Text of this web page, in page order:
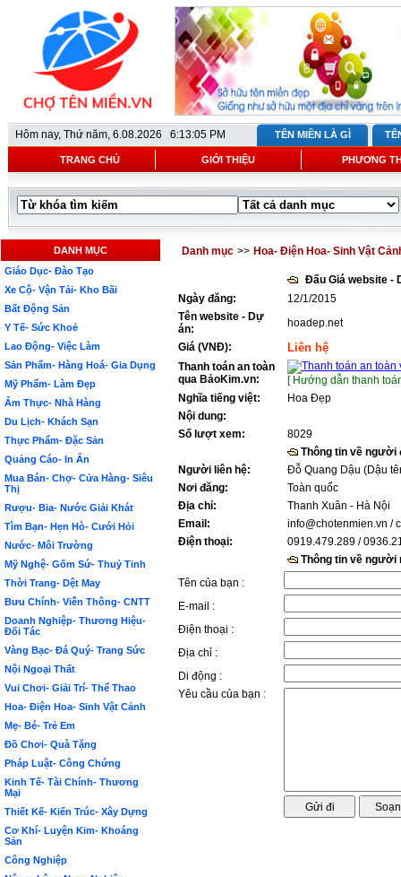
Hôm nay, Thứ năm, 6.08.2026 6:13:05 PM TÊN MIỀN LÀ GÌ
TRANG CHỦ GIỚI THIỆU PHƯƠNG
DANH MỤC
Giáo Dục- Đào Tạo
Xe Cộ- Vận Tải- Kho Bãi
Bất Động Sản
Y Tế- Sức Khoẻ
Lao Động- Việc Làm
Sản Phẩm- Hàng Hoá- Gia Dụng
Mỹ Phẩm- Làm Đẹp
Ẩm Thực- Nhà Hàng
Du Lịch- Khách Sạn
Thực Phẩm- Đặc Sản
Quảng Cáo- In Ấn
Mua Bán- Chợ- Cửa Hàng- Siêu
Thị
Rượu- Bia- Nước Giải Khát
Tìm Bạn- Hẹn Hò- Cưới Hỏi
Nước- Môi Trường
Mỹ Nghệ- Gốm Sứ- Thuỷ Tinh
Thời Trang- Dệt May
Bưu Chính- Viễn Thông- CNTT
Doanh Nghiệp- Thương Hiệu-
Đối Tác
Vàng Bạc- Đá Quý- Trang Sức
Nội Ngoại Thất
Vui Chơi- Giải Trí- Thể Thao
Hoa- Điện Hoa- Sinh Vật Cảnh
Mẹ- Bé- Trẻ Em
Đồ Chơi- Quà Tặng
Pháp Luật- Công Chứng
Kinh Tế- Tài Chính- Thương
Mại
Thiết Kế- Kiến Trúc- Xây Dựng
Cơ Khí- Luyện Kim- Khoáng
Sản
Công Nghiệp
Danh mục >> Hoa- Điện Hoa- Sinh Vật
Đấu Giá website -
Ngày đăng:
12/1/2015
Tên website - Dự
án:
hoadep.net
Giá (VNĐ):
Liên hệ
Thanh toán an toàn
qua BảoKim.vn:
[ Hướng dẫn thanh
Nghĩa tiếng việt:
Hoa Đẹp
Nội dung:
Số lượt xem:
8029
Thông tin về người
Người liên hệ:
Đỗ Quang Dậu (Dậu
Nơi đăng:
Toàn quốc
Địa chỉ:
Thanh Xuân - Hà Nội
Email:
info@chotenmien.vn /
Điện thoại:
0919.479.289 /
Thông tin về người
Tên của bạn :
E-mail :
Điện thoại :
Địa chỉ :
Di động :
Yêu cầu của bạn :